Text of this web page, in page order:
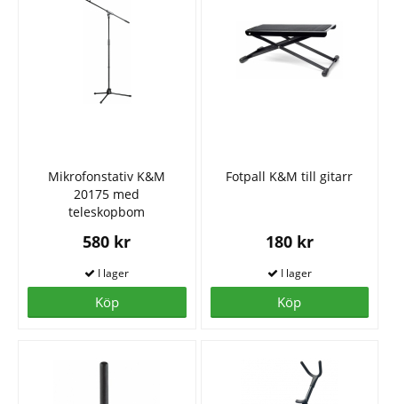
Mikrofonstativ K&M
20175 med
teleskopbom
580 kr
Köp
Fotpall K&M till gitarr
180 kr
Köp